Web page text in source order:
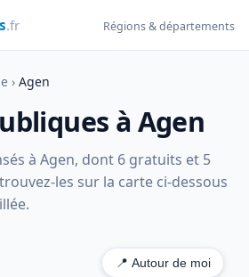
.fr Régions & départements
› Agen
à Agen
à Agen, dont 6 gratuits et 5
les sur la carte ci-dessous
📍 Autour de moi